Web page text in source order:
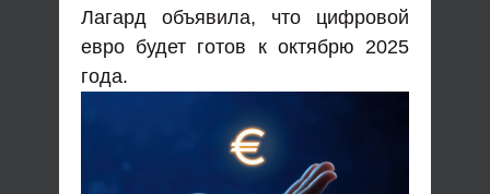
Лагард объявила, что цифровой
евро будет готов к октябрю 2025
года.